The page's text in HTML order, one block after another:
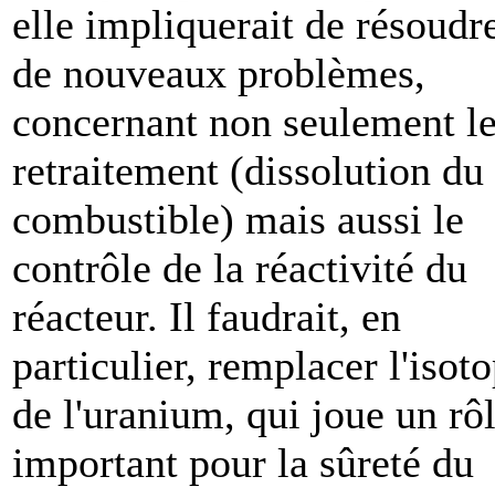
elle impliquerait de
de nouveaux problèmes,
concernant non seulement
retraitement (dissolution du
combustible) mais aussi le
contrôle de la réactivité du
réacteur. Il faudrait, en
particulier, remplacer
de l'uranium, qui joue un
important pour la sûreté du